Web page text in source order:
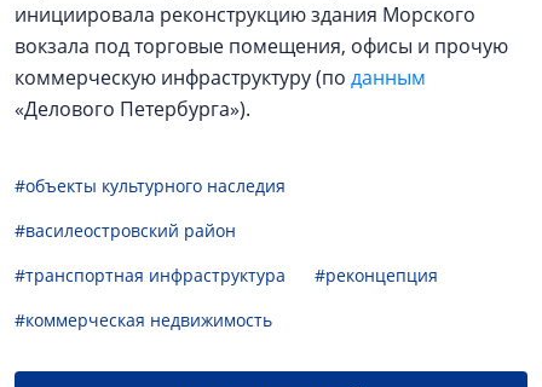
инициировала реконструкцию здания Морского
вокзала под торговые помещения, офисы и прочую
коммерческую инфраструктуру (по данным
«Делового Петербурга»).
#объекты культурного наследия
#василеостровский район
#транспортная инфраструктура
#реконцепция
#коммерческая недвижимость